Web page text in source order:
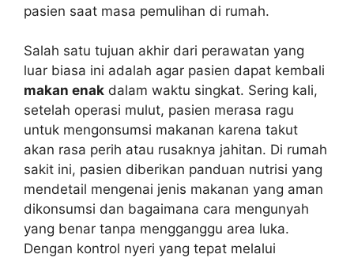
pasien saat masa pemulihan di rumah.
Salah satu tujuan akhir dari perawatan yang
luar biasa ini adalah agar pasien dapat kembali
makan enak dalam waktu singkat. Sering kali,
setelah operasi mulut, pasien merasa ragu
untuk mengonsumsi makanan karena takut
akan rasa perih atau rusaknya jahitan. Di rumah
sakit ini, pasien diberikan panduan nutrisi yang
mendetail mengenai jenis makanan yang aman
dikonsumsi dan bagaimana cara mengunyah
yang benar tanpa mengganggu area luka.
Dengan kontrol nyeri yang tepat melalui